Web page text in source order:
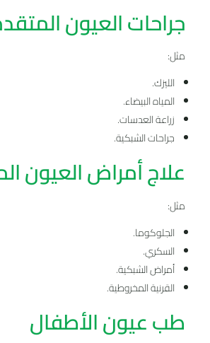
جراحات العيون
مثل:
الليزك.
المياه البيضاء.
زراعة العدسات.
جراحات الشبكية.
علاج أمراض العيون
مثل:
الجلوكوما.
السكري.
أمراض الشبكية.
القرنية المخروطية.
طب عيون الأطفال